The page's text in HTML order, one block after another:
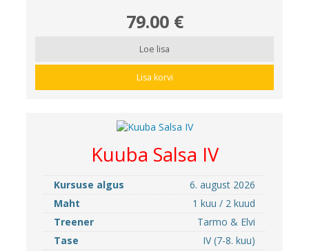
79.00 €
Loe lisa
Lisa korvi
Kuuba Salsa IV
Kursuse algus
6. august 2026
Maht
1 kuu / 2 kuud
Treener
Tarmo & Elvi
Tase
IV (7-8. kuu)